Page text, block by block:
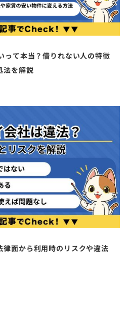
って本当？借りれない人の特徴
法を解説
律面から利用時のリスクや違法